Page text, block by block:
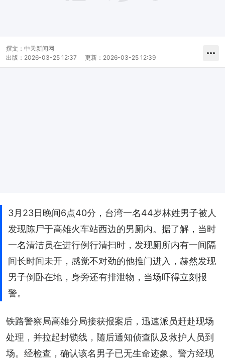
撰文： 中天新闻网
出版： 2026-03-25 12:37 更新： 2026-03-25 12:39
3月23日晚间6点40分，台湾一名44岁林姓男子被人
发现陈尸于高雄火车站西边的男厕内。据了解，当时
一名清洁员在进行例行清扫时，发现厕所内有一间隔
间长时间未开，感觉不对劲的他推门进入，赫然发现
男子倒卧在地，身旁还有排泄物，当场吓得立刻报
警。
铁路警察局高雄分局接获报案后，迅速派员赶赴现场
处理，并拉起封锁线，随后通知侦查队及救护人员到
场。经检查，确认该名男子已无生命迹象。警方经现